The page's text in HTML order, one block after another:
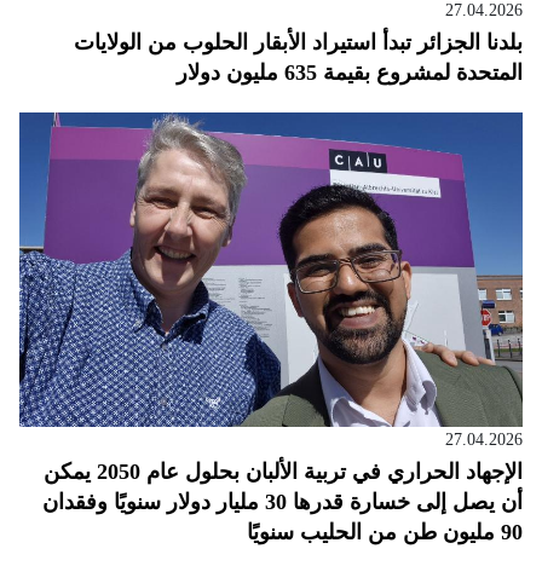
27.04.2026
بلدنا الجزائر تبدأ استيراد الأبقار الحلوب من الولايات
المتحدة لمشروع بقيمة 635 مليون دولار
27.04.2026
الإجهاد الحراري في تربية الألبان بحلول عام 2050 يمكن
أن يصل إلى خسارة قدرها 30 مليار دولار سنويًا وفقدان
90 مليون طن من الحليب سنويًا